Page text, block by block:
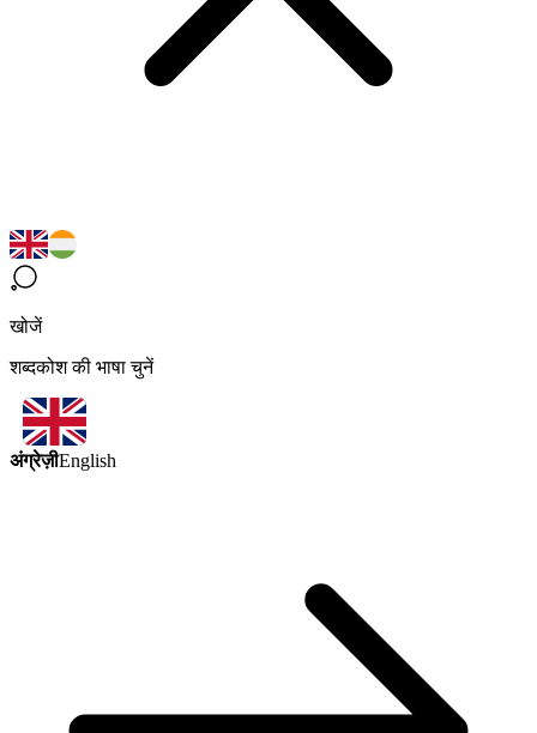
खोजें
शब्दकोश की भाषा चुनें
अंग्रेज़ीEnglish